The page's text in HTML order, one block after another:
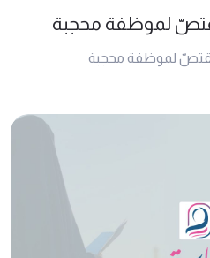
يقتصّ لموظفة محجبة
يقتصّ لموظفة محجبة